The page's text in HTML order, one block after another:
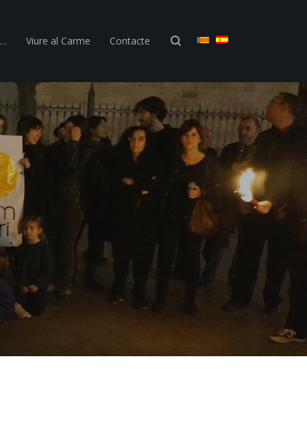
Viure al Carme Contacte